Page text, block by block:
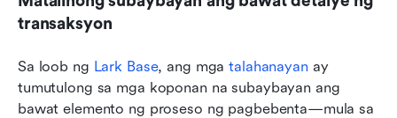
transaksyon
Sa loob ng Lark Base, ang mga talahanayan ay
tumutulong sa mga koponan na subaybayan ang
bawat elemento ng proseso ng pagbebenta—mula sa